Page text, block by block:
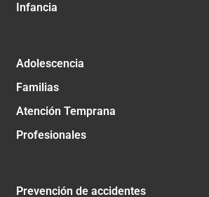
Infancia
Adolescencia
Familias
Atención Temprana
Profesionales
Prevención de accidentes